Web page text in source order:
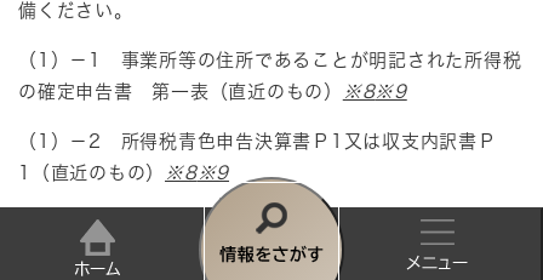
情
備ください。
（1）－1 事業所等の住所であることが明記された所得税
の確定申告書 第一表（直近のもの）
※8※9
（1）－2 所得税青色申告決算書Ｐ1又は収支内訳書Ｐ
1（直近のもの）
※8※9
（2）－1 事業用不動産にかかる賃貸契約書又は登記事項
証明書（自宅兼事務所の場合を除く）